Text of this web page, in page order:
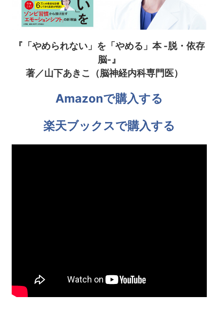
『「やめられない」を「やめる」本 -脱・依存
脳-』
著／山下あきこ（脳神経内科専門医）
Amazonで購入する
楽天ブックスで購入する